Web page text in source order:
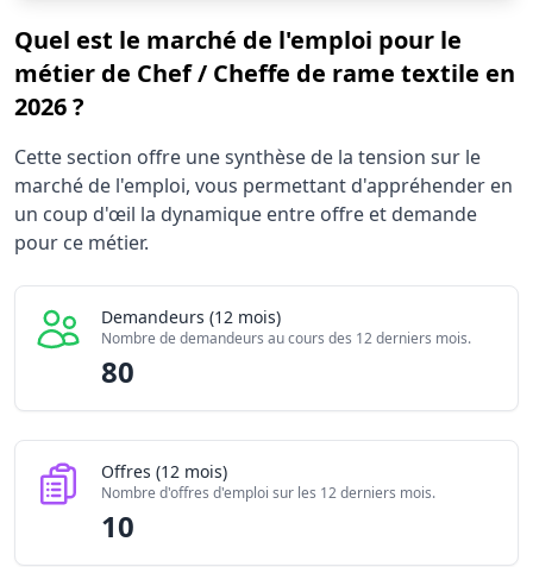
Quel est le marché de l'emploi pour le
métier de Chef / Cheffe de rame textile en
2026 ?
Statistiques recrutement Chef / Cheffe de rame textile
Indicateur
Valeur brute
Demandeurs d'emploi (12 mois)
80
Offres publiées (12 mois)
Indice de tension globale
Cette section offre une synthèse de la tension sur le
marché de l'emploi, vous permettant d'appréhender en
un coup d'œil la dynamique entre offre et demande
pour ce métier.
Demandeurs (12 mois)
Nombre de demandeurs au cours des 12 derniers mois.
80
Offres (12 mois)
Nombre d'offres d'emploi sur les 12 derniers mois.
10